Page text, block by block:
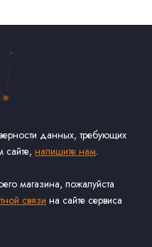
данных, требующих
напишите нам.
магазина, пожалуйста
связи на сайте сервиса